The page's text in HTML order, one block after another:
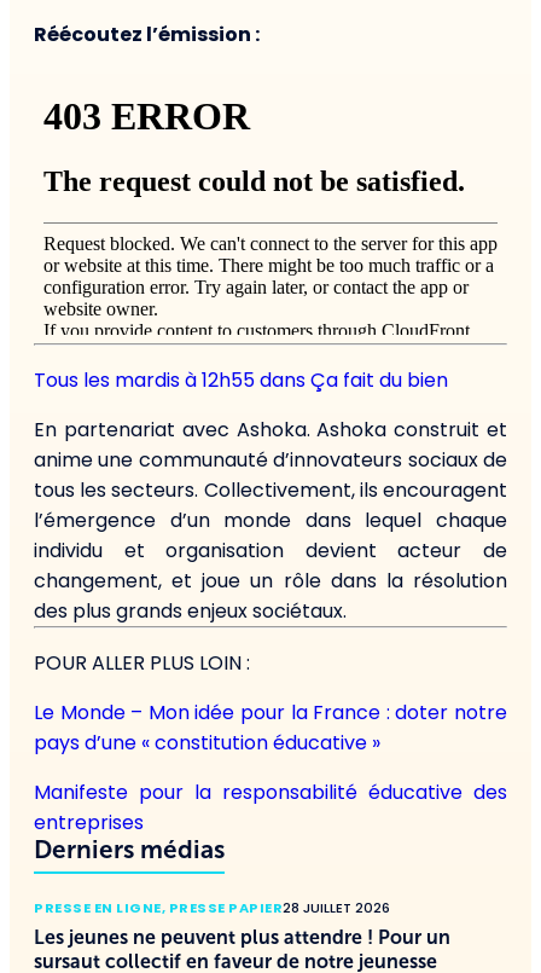
Réécoutez l’émission :
Tous les mardis à 12h55 dans Ça fait du bien
En partenariat avec Ashoka. Ashoka construit et
anime une communauté d’innovateurs sociaux de
tous les secteurs. Collectivement, ils encouragent
l’émergence d’un monde dans lequel chaque
individu et organisation devient acteur de
changement, et joue un rôle dans la résolution
des plus grands enjeux sociétaux.
POUR ALLER PLUS LOIN :
Le Monde – Mon idée pour la France : doter notre
pays d’une « constitution éducative »
Manifeste pour la responsabilité éducative des
entreprises
Derniers médias
PRESSE EN LIGNE, PRESSE PAPIER28 JUILLET 2026
Les jeunes ne peuvent plus attendre ! Pour un
sursaut collectif en faveur de notre jeunesse